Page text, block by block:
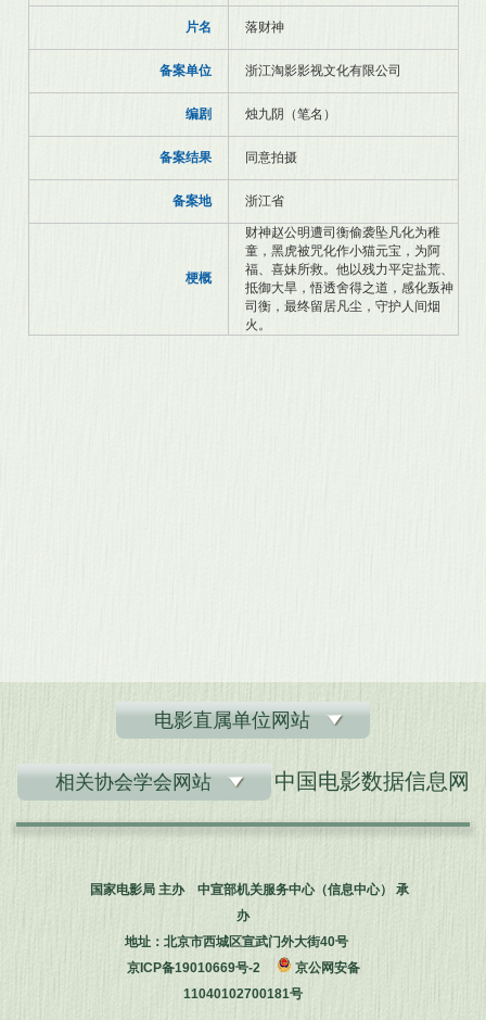
片名 落财神
备案单位 浙江淘影影视文化有限公司
编剧 烛九阴（笔名）
备案结果 同意拍摄
备案地 浙江省
梗概
财神赵公明遭司衡偷袭坠凡化为稚
童，黑虎被咒化作小猫元宝，为阿
福、喜妹所救。他以残力平定盐荒、
抵御大旱，悟透舍得之道，感化叛神
司衡，最终留居凡尘，守护人间烟
火。
电影直属单位网站
相关协会学会网站 中国电影数据信息网
国家电影局 主办 中宣部机关服务中心（信息中心） 承
办
地址：北京市西城区宣武门外大街40号
京ICP备19010669号-2
京公网安备
11040102700181号